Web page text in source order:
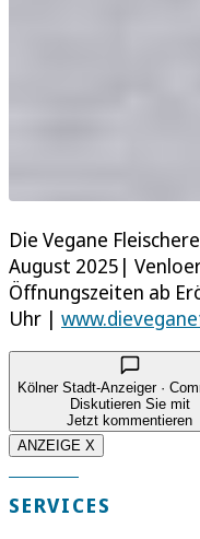
Die Vegane
August 2025|
Öffnungszeiten ab
Uhr |
Kölner Stadt-Anzeiger ·
Diskutieren Sie mit
Jetzt kommentieren
ANZEIGE X
SERVICES